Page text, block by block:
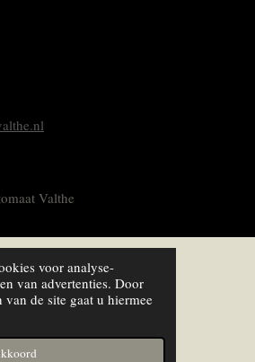
voor analyse-
van advertenties. Door
de site gaat u hiermee
Valthe